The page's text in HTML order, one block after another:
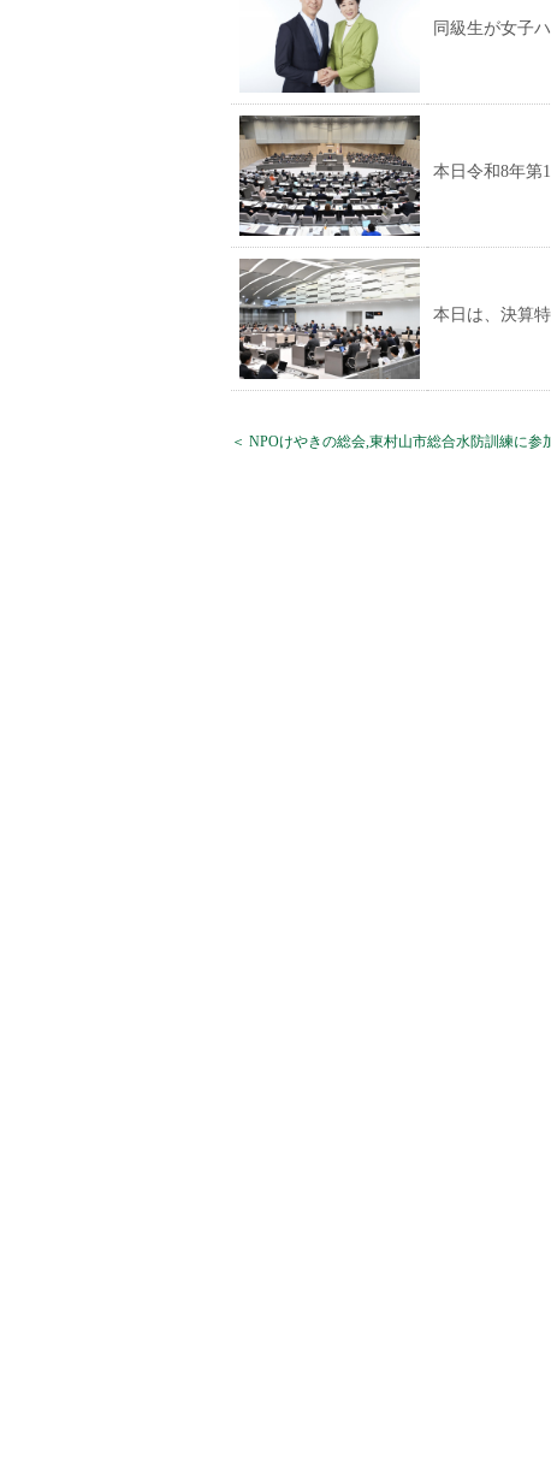
同級生が女子
本日令和8年第
本日は、決算
＜ NPOけやきの総会,東村山市総合水防訓練に参